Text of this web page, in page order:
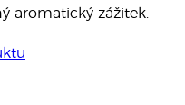
aromatický zážitek.